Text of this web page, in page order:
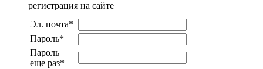
регистрация на сайте
Эл. почта*
Пароль*
Пароль
еще раз*